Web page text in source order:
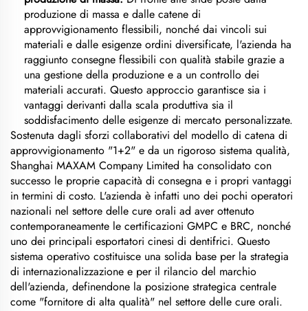
produzione di massa e dalle catene di
approvvigionamento flessibili, nonché dai vincoli sui
materiali e dalle esigenze ordini diversificate, l'azienda ha
raggiunto consegne flessibili con qualità stabile grazie a
una gestione della produzione e a un controllo dei
materiali accurati. Questo approccio garantisce sia i
vantaggi derivanti dalla scala produttiva sia il
soddisfacimento delle esigenze di mercato personalizzate.
Sostenuta dagli sforzi collaborativi del modello di catena di
approvvigionamento "1+2" e da un rigoroso sistema qualità,
Shanghai MAXAM Company Limited ha consolidato con
successo le proprie capacità di consegna e i propri vantaggi
in termini di costo. L'azienda è infatti uno dei pochi operatori
nazionali nel settore delle cure orali ad aver ottenuto
contemporaneamente le certificazioni GMPC e BRC, nonché
uno dei principali esportatori cinesi di dentifrici. Questo
sistema operativo costituisce una solida base per la strategia
di internazionalizzazione e per il rilancio del marchio
dell'azienda, definendone la posizione strategica centrale
come "fornitore di alta qualità" nel settore delle cure orali.